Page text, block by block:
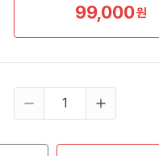
99,000원